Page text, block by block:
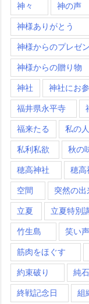
神々 神の声
神様ありがとう
神様からのプレゼ
神様からの贈り物
神社 神社にお
福井県永平寺
福来たる 私の
私利私欲 秋の
穂高神社 穂高
空間 突然の出
立夏 立夏特別
竹生島 笑い声
筋肉をほぐす
約束破り 純
終戦記念日 組